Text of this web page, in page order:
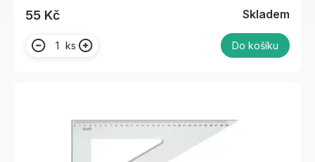
55 Kč
Skladem
ks Do košíku